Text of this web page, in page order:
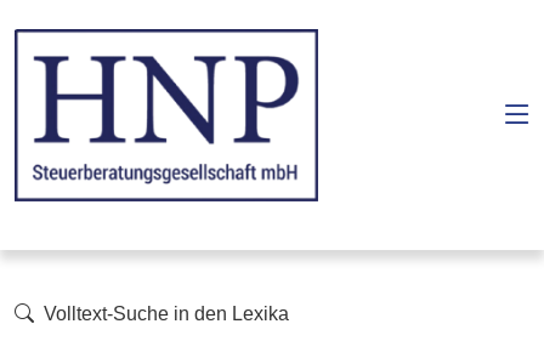
Volltext-Suche in den Lexika